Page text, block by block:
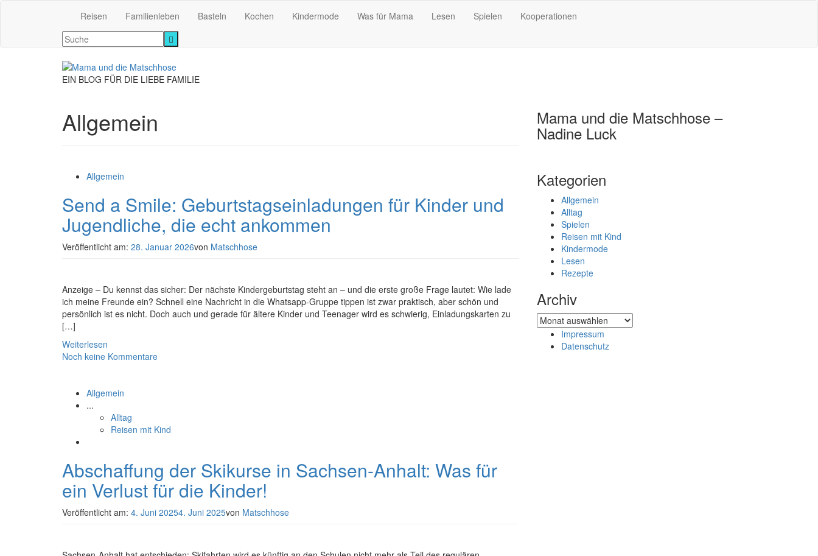
Reisen Familienleben Basteln Kochen Kindermode Was für Mama Lesen Spielen Kooperationen
EIN BLOG FÜR DIE LIEBE FAMILIE
Allgemein
Allgemein
Send a Smile: Geburtstagseinladungen für Kinder und
Jugendliche, die echt ankommen
Veröffentlicht am: 28. Januar 2026von Matschhose
Anzeige – Du kennst das sicher: Der nächste Kindergeburtstag steht an – und die erste große Frage lautet: Wie lade
ich meine Freunde ein? Schnell eine Nachricht in die Whatsapp-Gruppe tippen ist zwar praktisch, aber schön und
persönlich ist es nicht. Doch auch und gerade für ältere Kinder und Teenager wird es schwierig, Einladungskarten zu
[…]
Weiterlesen
Noch keine Kommentare
Allgemein
...
Alltag
Reisen mit Kind
Abschaffung der Skikurse in Sachsen-Anhalt: Was für
ein Verlust für die Kinder!
Veröffentlicht am: 4. Juni 20254. Juni 2025von Matschhose
Mama und die Matschhose –
Nadine Luck
Kategorien
Allgemein
Alltag
Spielen
Reisen mit Kind
Kindermode
Lesen
Rezepte
Archiv
Archiv
Impressum
Datenschutz